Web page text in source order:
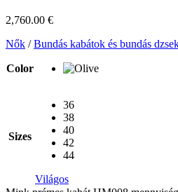
2,760.00 €
Nők /Bundás kabátok és bundás
Color
Sizes
36
38
40
42
44
Világos